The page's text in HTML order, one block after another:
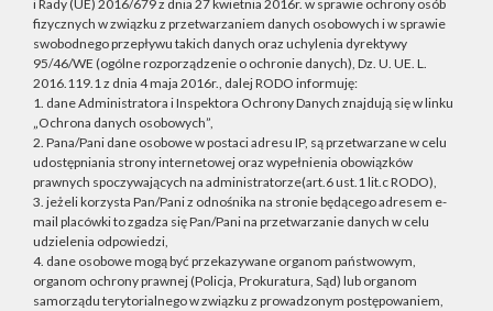
i Rady (UE) 2016/679 z dnia 27 kwietnia 2016r. w sprawie ochrony osób
fizycznych w związku z przetwarzaniem danych osobowych i w sprawie
swobodnego przepływu takich danych oraz uchylenia dyrektywy
95/46/WE (ogólne rozporządzenie o ochronie danych), Dz. U. UE. L.
2016.119.1 z dnia 4 maja 2016r., dalej RODO informuję:
1. dane Administratora i Inspektora Ochrony Danych znajdują się w linku
„Ochrona danych osobowych”,
2. Pana/Pani dane osobowe w postaci adresu IP, są przetwarzane w celu
udostępniania strony internetowej oraz wypełnienia obowiązków
prawnych spoczywających na administratorze(art.6 ust.1 lit.c RODO),
3. jeżeli korzysta Pan/Pani z odnośnika na stronie będącego adresem e-
mail placówki to zgadza się Pan/Pani na przetwarzanie danych w celu
udzielenia odpowiedzi,
4. dane osobowe mogą być przekazywane organom państwowym,
organom ochrony prawnej (Policja, Prokuratura, Sąd) lub organom
samorządu terytorialnego w związku z prowadzonym postępowaniem,